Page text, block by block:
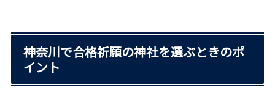
神奈川で合格祈願の神社を選ぶときのポ
イント